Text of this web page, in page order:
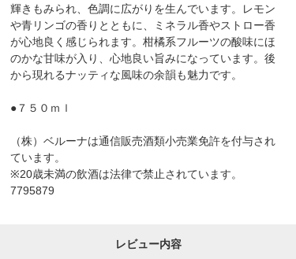
輝きもみられ、色調に広がりを生んでいます。レモン
や青リンゴの香りとともに、ミネラル香やストロー香
が心地良く感じられます。柑橘系フルーツの酸味にほ
のかな甘味が入り、心地良い旨みになっています。後
から現れるナッティな風味の余韻も魅力です。
●７５０ｍｌ
（株）ベルーナは通信販売酒類小売業免許を付与され
ています。
※20歳未満の飲酒は法律で禁止されています。
7795879
レビュー内容